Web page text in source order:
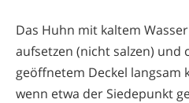
Das Huhn mit kaltem
aufsetzen (nicht salzen) und
geöffnetem Deckel langsam
wenn etwa der Siedepunkt